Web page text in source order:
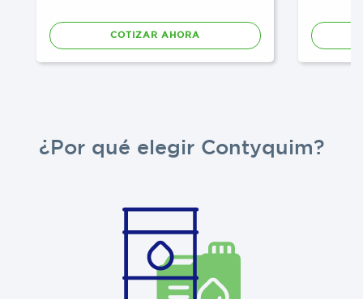
COTIZAR AHORA
¿Por qué elegir Contyquim?